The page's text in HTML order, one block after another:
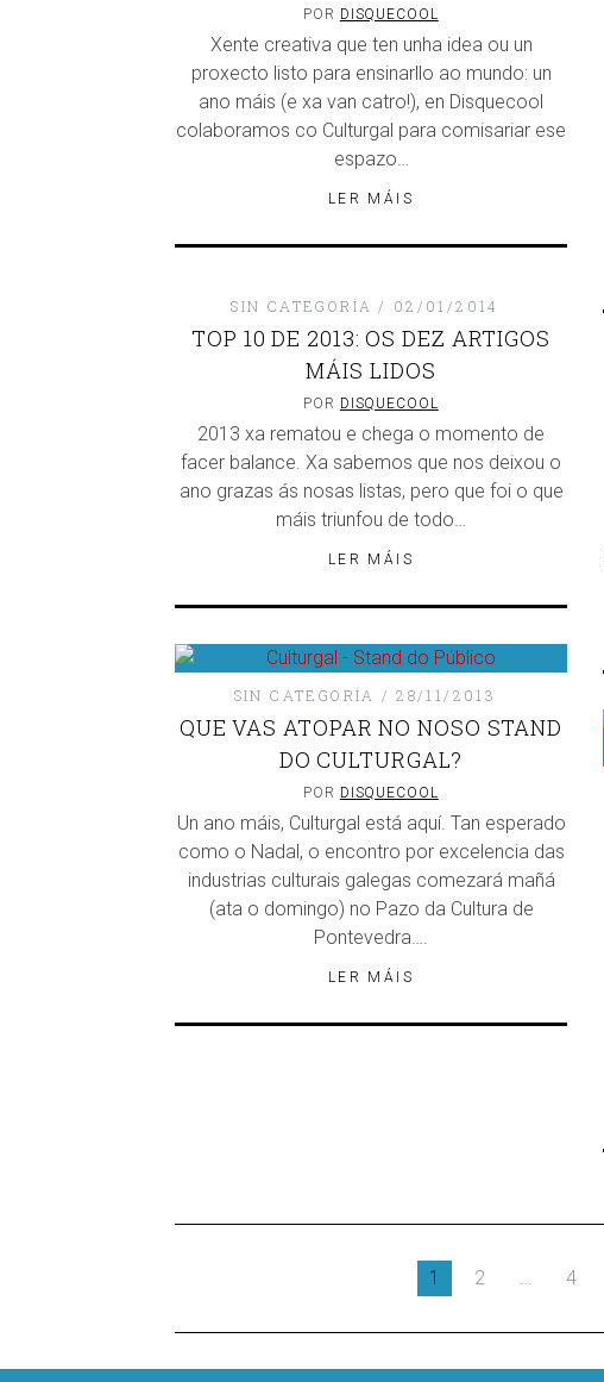
POR DISQUECOOL
Xente creativa que ten unha idea ou un
proxecto listo para ensinarllo ao mundo: un
ano máis (e xa van catro!), en Disquecool
colaboramos co Culturgal para comisariar ese
espazo…
LER MÁIS
SIN CATEGORÍA 02/01/2014
TOP 10 DE 2013: OS DEZ ARTIGOS
MÁIS LIDOS
POR DISQUECOOL
2013 xa rematou e chega o momento de
facer balance. Xa sabemos que nos deixou o
ano grazas ás nosas listas, pero que foi o que
máis triunfou de todo…
LER MÁIS
SIN CATEGORÍA 28/11/2013
QUE VAS ATOPAR NO NOSO STAND
DO CULTURGAL?
POR DISQUECOOL
Un ano máis, Culturgal está aquí. Tan esperado
como o Nadal, o encontro por excelencia das
industrias culturais galegas comezará mañá
(ata o domingo) no Pazo da Cultura de
Pontevedra….
LER MÁIS
1 2 … 4